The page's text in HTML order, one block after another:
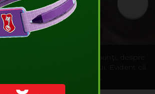
despre aceşti munţi, despre
instrumente de-ale locului. Evident că
şi nelipsit din coasta ta...